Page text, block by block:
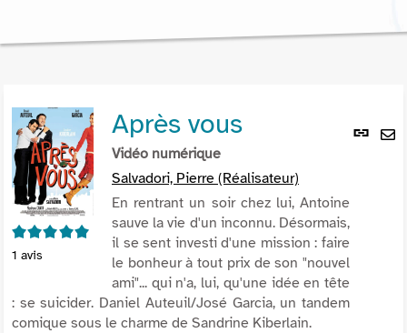
Lien
5/5
1 avis
Après vous
Vidéo numérique
Salvadori, Pierre (Réalisateur)
En rentrant un soir chez lui, Antoine
sauve la vie d'un inconnu. Désormais,
il se sent investi d'une mission : faire
le bonheur à tout prix de son "nouvel
ami"... qui n'a, lui, qu'une idée en tête
: se suicider. Daniel Auteuil/José Garcia, un tandem
comique sous le charme de Sandrine Kiberlain.